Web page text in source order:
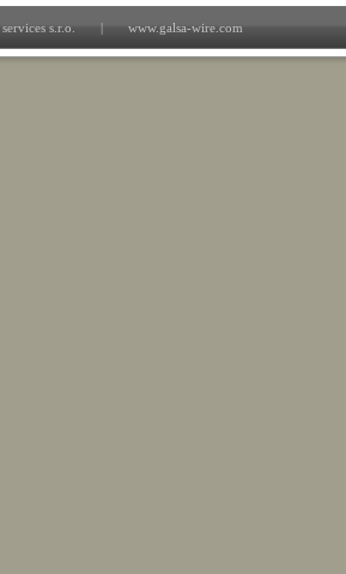
services s.r.o. | www.galsa-wire.com